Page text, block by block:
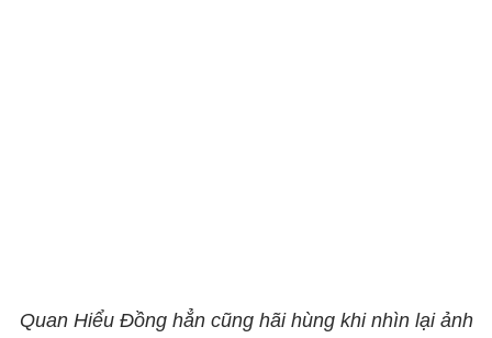
Quan Hiểu Đồng hẳn cũng hãi hùng khi nhìn lại ảnh